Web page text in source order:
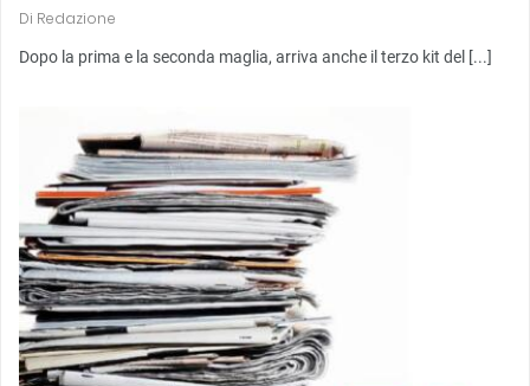
Di Redazione
Dopo la prima e la seconda maglia, arriva anche il terzo kit del [...]